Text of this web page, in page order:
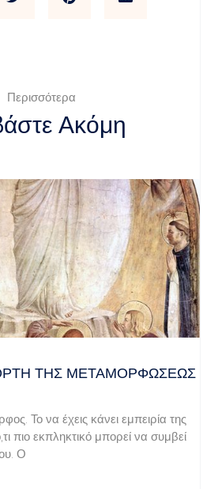
Περισσότερα
Ακόμη
ΤΗΣ ΜΕΤΑΜΟΡΦΩΣΕΩΣ
Το να έχεις κάνει εμπειρία της
πιο εκπληκτικό μπορεί να συμβεί
Ο